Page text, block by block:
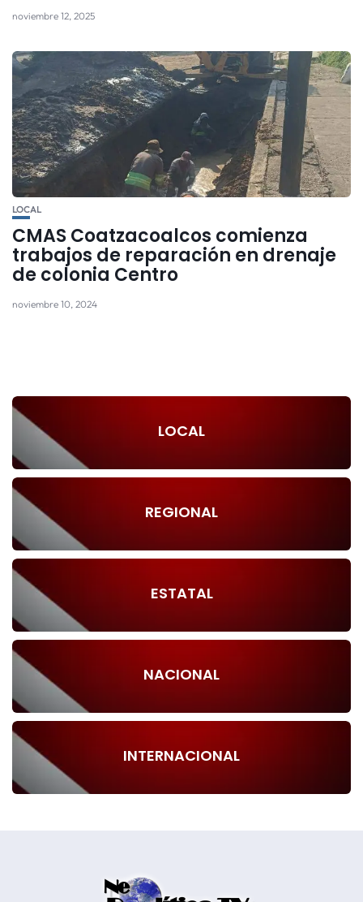
noviembre 12, 2025
LOCAL
CMAS Coatzacoalcos comienza
trabajos de reparación en drenaje
de colonia Centro
noviembre 10, 2024
LOCAL
REGIONAL
ESTATAL
NACIONAL
INTERNACIONAL